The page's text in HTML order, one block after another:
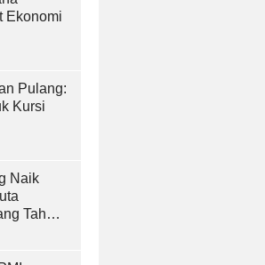
Ekonomi
Pulang:
Kursi
Naik
Tahun